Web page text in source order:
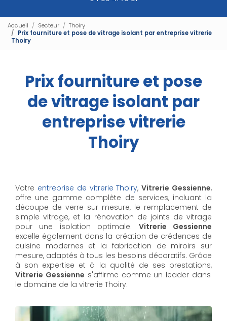
Accueil Secteur
Thoiry
Prix fourniture et pose de vitrage isolant par entreprise vitrerie
Thoiry
Prix fourniture et pose
de vitrage isolant par
entreprise vitrerie
Thoiry
Votre entreprise de vitrerie Thoiry,Vitrerie Gessienne,
offre une gamme complète de services, incluant la
découpe de verre sur mesure, le remplacement de
simple vitrage, et la rénovation de joints de vitrage
pour une isolation optimale. Vitrerie Gessienne
excelle également dans la création de crédences de
cuisine modernes et la fabrication de miroirs sur
mesure, adaptés à tous les besoins décoratifs. Grâce
à son expertise et à la qualité de ses prestations,
Vitrerie Gessienne s'affirme comme un leader dans
le domaine de la vitrerie Thoiry.